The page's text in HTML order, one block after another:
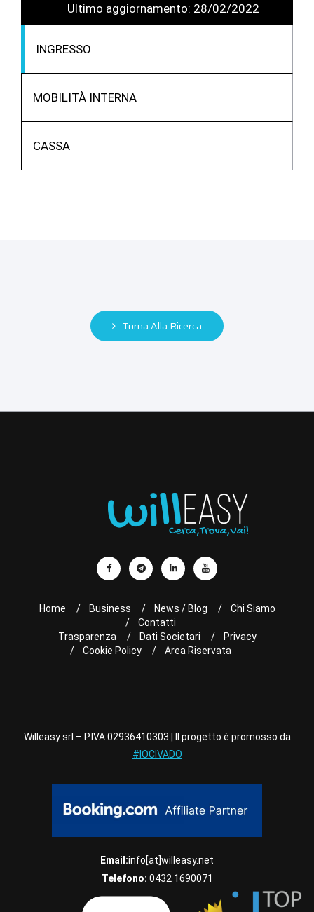
Ultimo aggiornamento: 28/02/2022
INGRESSO
MOBILITÀ INTERNA
CASSA
Torna Alla Ricerca
Home Business News / Blog
Chi Siamo
Contatti
Trasparenza
Dati Societari
Privacy
Cookie Policy
Area Riservata
Willeasy srl – P.IVA 02936410303 | Il progetto è promosso da
#IOCIVADO
Email:info[at]willeasy.net
Telefono: 0432 1690071